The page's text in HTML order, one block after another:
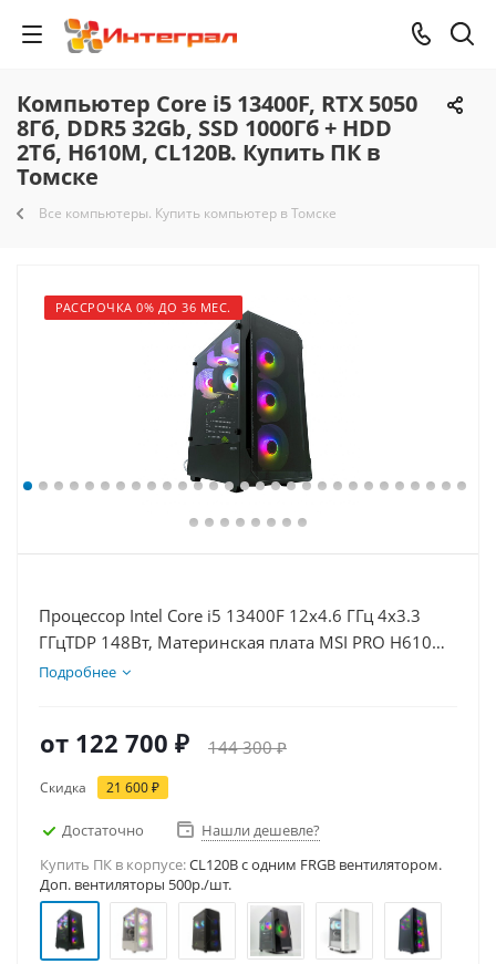
Компьютер Core i5 13400F, RTX 5050
8Гб, DDR5 32Gb, SSD 1000Гб + HDD
2Тб, H610M, CL120B. Купить ПК в
Томске
Все компьютеры. Купить компьютер в Томске
РАССРОЧКА 0% ДО 36 МЕС.
Процессор Intel Core i5 13400F 12x4.6 ГГц 4x3.3
ГГцTDP 148Вт, Материнская плата MSI PRO H610M-
E D5, Видеокарта RTX 5050 8Гб, Память
Подробнее
от 122 700 ₽ 144 300 ₽
Скидка 21 600 ₽
Достаточно
Нашли дешевле?
Купить ПК в корпусе:CL120B c одним FRGB вентилятором.
Доп. вентиляторы 500р./шт.